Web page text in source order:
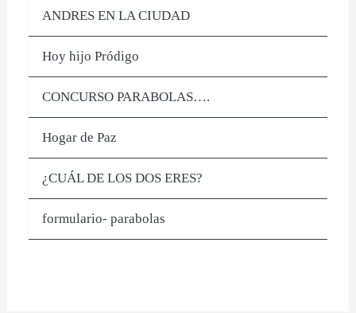
ANDRES EN LA CIUDAD
Hoy hijo Pródigo
CONCURSO PARABOLAS….
Hogar de Paz
¿CUÁL DE LOS DOS ERES?
formulario- parabolas